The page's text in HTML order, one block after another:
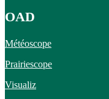
OAD
Météoscope
Prairiescope
Visualiz